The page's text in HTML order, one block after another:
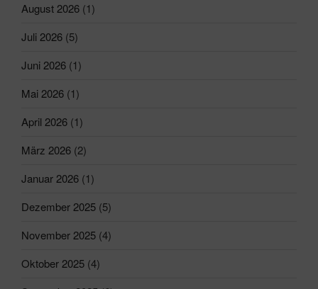
August 2026 (1)
Juli 2026 (5)
Juni 2026 (1)
Mai 2026 (1)
April 2026 (1)
März 2026 (2)
Januar 2026 (1)
Dezember 2025 (5)
November 2025 (4)
Oktober 2025 (4)